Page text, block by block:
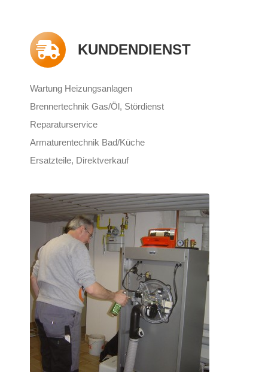
KUNDENDIENST
Wartung Heizungsanlagen
Brennertechnik Gas/Öl, Stördienst
Reparaturservice
Armaturentechnik Bad/Küche
Ersatzteile, Direktverkauf